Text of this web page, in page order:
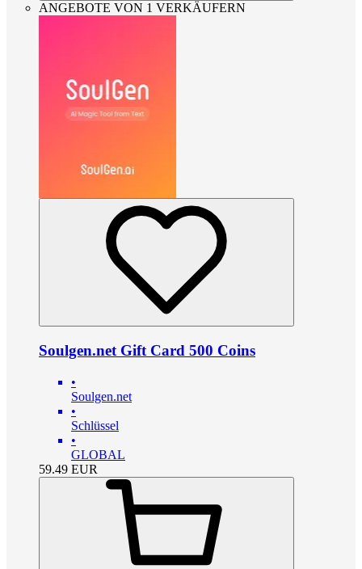
ANGEBOTE VON 1 VERKÄUFERN
Soulgen.net Gift Card 500 Coins
•
Soulgen.net
•
Schlüssel
•
GLOBAL
59.49 EUR